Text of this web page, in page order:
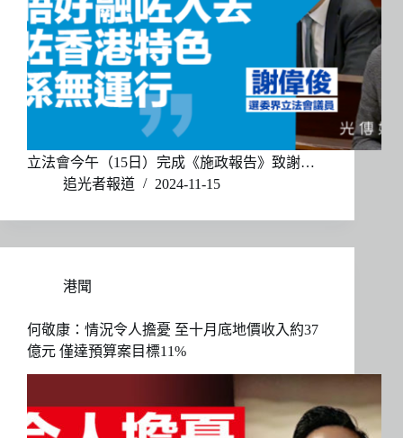
立法會今午（15日）完成《施政報告》致謝…
追光者報道
2024-11-15
港聞
何敬康：情況令人擔憂 至十月底地價收入約37
億元 僅達預算案目標11%